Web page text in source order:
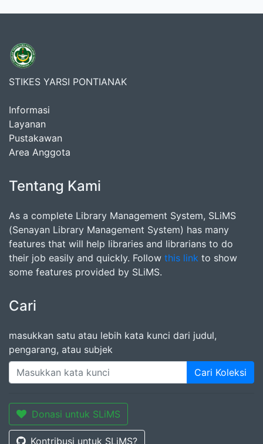
STIKES YARSI PONTIANAK
Informasi
Layanan
Pustakawan
Area Anggota
Tentang Kami
As a complete Library Management System, SLiMS
(Senayan Library Management System) has many
features that will help libraries and librarians to do
their job easily and quickly. Follow this link to show
some features provided by SLiMS.
Cari
masukkan satu atau lebih kata kunci dari judul,
pengarang, atau subjek
Cari Koleksi
Donasi untuk SLiMS
Kontribusi untuk SLiMS?